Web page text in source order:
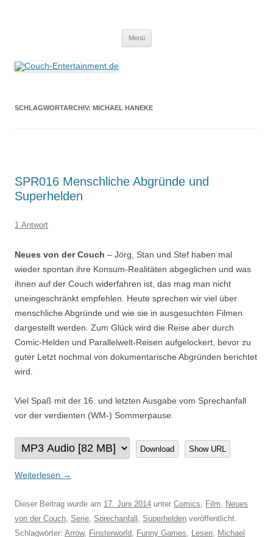
Menü
SCHLAGWORTARCHIV: MICHAEL HANEKE
SPR016 Menschliche Abgründe und
Superhelden
1 Antwort
Neues von der Couch – Jörg, Stan und Stef haben mal
wieder spontan ihre Konsum-Realitäten abgeglichen und was
ihnen auf der Couch widerfahren ist, das mag man nicht
uneingeschränkt empfehlen. Heute sprechen wir viel über
menschliche Abgründe und wie sie in ausgesuchten Filmen
dargestellt werden. Zum Glück wird die Reise aber durch
Comic-Helden und Parallelwelt-Reisen aufgelockert, bevor zu
guter Letzt nochmal von dokumentarische Abgründen berichtet
wird.
Viel Spaß mit der 16. und letzten Ausgabe vom Sprechanfall
vor der verdienten (WM-) Sommerpause.
Download Show URL
Weiterlesen →
Dieser Beitrag wurde am 17. Juni 2014 unter Comics, Film, Neues
von der Couch, Serie, Sprechanfall , Superhelden veröffentlicht.
Schlagwörter: Arrow, Finsterworld, Funny Games, Lesen, Michael